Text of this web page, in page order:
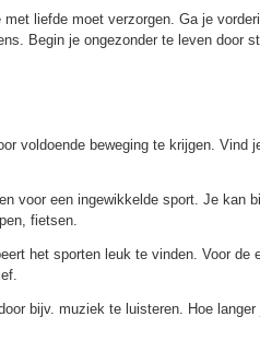
liefde moet verzorgen. Ga je
Begin je ongezonder te leven door
voldoende beweging te krijgen. Vind
voor een ingewikkelde sport. Je kan
fietsen.
het sporten leuk te vinden. Voor de
bijv. muziek te luisteren. Hoe